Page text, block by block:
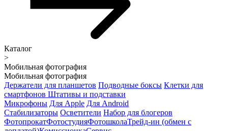
Каталог
>
Мобильная фотография
Мобильная фотография
Держатели для планшетов Подводные боксы Клетки для
смартфонов Штативы и подставки
Микрофоны Для Apple Для Android
Стабилизаторы Осветители Набор для блогеров
ФотопрокатФотостудияФотошколаТрейд-ин (обмен с